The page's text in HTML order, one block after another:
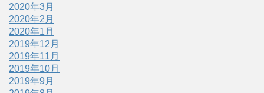
2020年3月
2020年2月
2020年1月
2019年12月
2019年11月
2019年10月
2019年9月